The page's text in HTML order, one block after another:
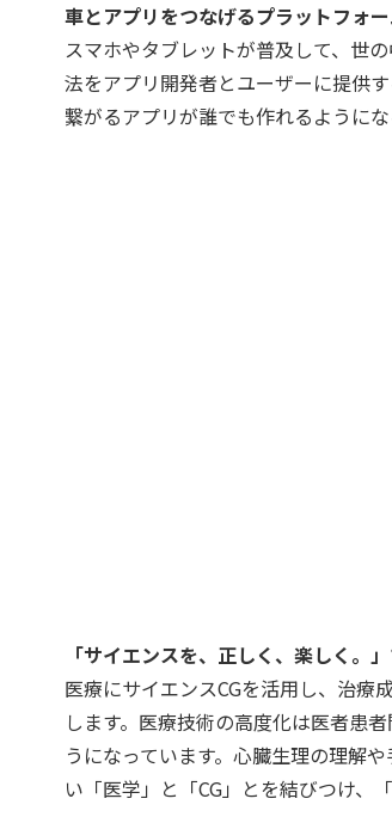
車とアプリをつなげるプラットフォ
スマホやタブレットが普及して、世
法をアプリ開発者とユーザーに提供
繋がるアプリが誰でも作れるように
「サイエンスを、正しく、楽しく。
医療にサイエンスCGを活用し、治療
します。医療技術の高度化は医者患
うになっています。心臓生理の理解
い「医学」と「CG」とを結びつけ、